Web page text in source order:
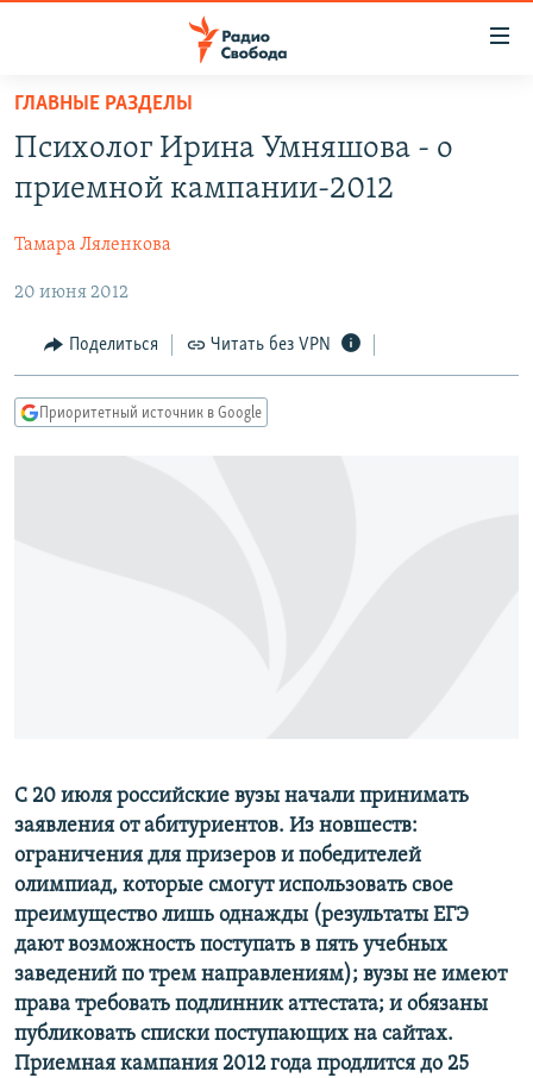
упрощенного
доступа
основному
Вернутся
главной
навигации
Вернутся
АВТОРСКИЕ ПРОЕКТЫ
ЦИТАТЫ СВОБОДЫ
МНЕНИЯ
КУЛЬТУРА
IDEL.РЕАЛИИ
КАВКАЗ.РЕАЛИИ
Все сайты РСЕ/РС
ГЛАВНЫЕ РАЗДЕЛЫ
Психолог Ирина Умняшова - о
приемной кампании-2012
Тамара Ляленкова
20 июня 2012
Поделиться Читать без VPN
Приоритетный источник в Google
С 20 июля российские вузы начали принимать
заявления от абитуриентов. Из новшеств:
ограничения для призеров и победителей
олимпиад, которые смогут использовать свое
преимущество лишь однажды (результаты ЕГЭ
дают возможность поступать в пять учебных
заведений по трем направлениям); вузы не имеют
права требовать подлинник аттестата; и обязаны
публиковать списки поступающих на сайтах.
Приемная кампания 2012 года продлится до 25